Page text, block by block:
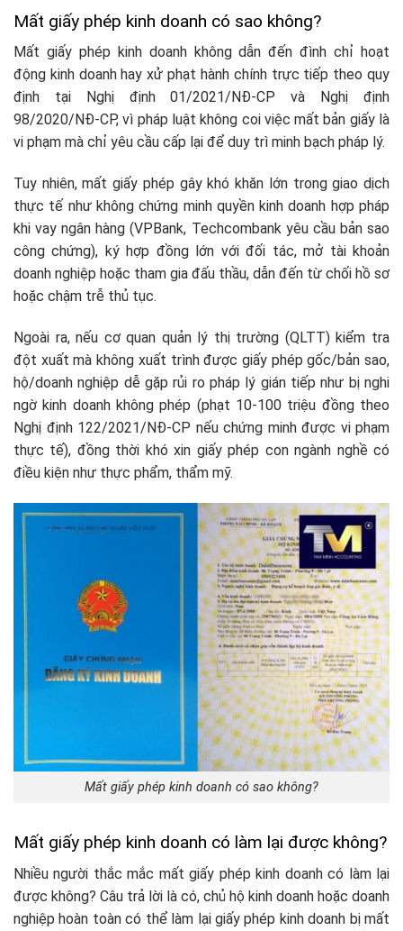
Mất giấy phép kinh doanh có sao không?
Mất giấy phép kinh doanh không dẫn đến đình chỉ hoạt
động kinh doanh hay xử phạt hành chính trực tiếp theo quy
định tại Nghị định 01/2021/NĐ-CP và Nghị định
98/2020/NĐ-CP, vì pháp luật không coi việc mất bản giấy là
vi phạm mà chỉ yêu cầu cấp lại để duy trì minh bạch pháp lý.​
Tuy nhiên, mất giấy phép gây khó khăn lớn trong giao dịch
thực tế như không chứng minh quyền kinh doanh hợp pháp
khi vay ngân hàng (VPBank, Techcombank yêu cầu bản sao
công chứng), ký hợp đồng lớn với đối tác, mở tài khoản
doanh nghiệp hoặc tham gia đấu thầu, dẫn đến từ chối hồ sơ
hoặc chậm trễ thủ tục.​
Ngoài ra, nếu cơ quan quản lý thị trường (QLTT) kiểm tra
đột xuất mà không xuất trình được giấy phép gốc/bản sao,
hộ/doanh nghiệp dễ gặp rủi ro pháp lý gián tiếp như bị nghi
ngờ kinh doanh không phép (phạt 10-100 triệu đồng theo
Nghị định 122/2021/NĐ-CP nếu chứng minh được vi phạm
thực tế), đồng thời khó xin giấy phép con ngành nghề có
điều kiện như thực phẩm, thẩm mỹ.
Mất giấy phép kinh doanh có sao không?
Mất giấy phép kinh doanh có làm lại được không?
Nhiều người thắc mắc mất giấy phép kinh doanh có làm lại
được không? Câu trả lời là có, chủ hộ kinh doanh hoặc doanh
nghiệp hoàn toàn có thể làm lại giấy phép kinh doanh bị mất